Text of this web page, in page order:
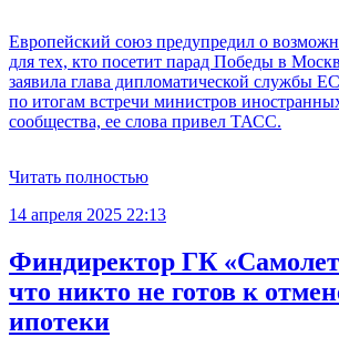
Европейский союз предупредил о
для тех, кто посетит парад Победы в
заявила глава дипломатической службы
по итогам встречи министров
сообщества, ее слова привел ТАСС.
Читать полностью
14 апреля 2025 22:13
Финдиректор ГК
что никто не готов к
ипотеки